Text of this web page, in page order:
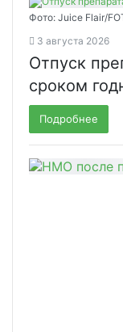
Фото: Juice Flair/
3 августа 2026
Отпуск
сроком
Подробнее